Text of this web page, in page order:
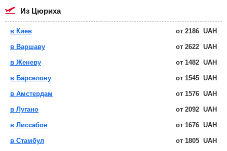
из Цюриха
в Киев от 2186 UAH
в Варшаву от 2622 UAH
в Женеву от 1482 UAH
в Барселону от 1545 UAH
в Амстердам от 1576 UAH
в Лугано от 2092 UAH
в Лиссабон от 1676 UAH
в Стамбул от 1805 UAH